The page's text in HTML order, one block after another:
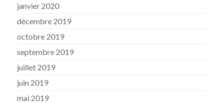
janvier 2020
décembre 2019
octobre 2019
septembre 2019
juillet 2019
juin 2019
mai 2019